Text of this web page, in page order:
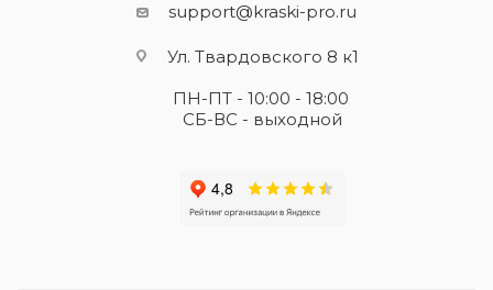
support@kraski-pro.ru
Ул. Твардовского 8 к1
ПН-ПТ - 10:00 - 18:00
СБ-ВС - выходной